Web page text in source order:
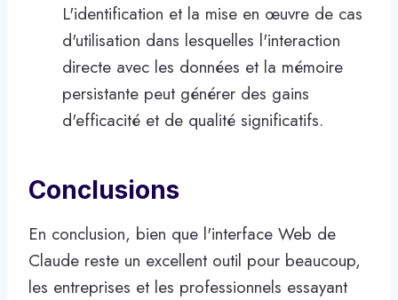
L'identification et la mise en œuvre de cas
d'utilisation dans lesquelles l'interaction
directe avec les données et la mémoire
persistante peut générer des gains
d'efficacité et de qualité significatifs.
Conclusions
En conclusion, bien que l'interface Web de
Claude reste un excellent outil pour beaucoup,
les entreprises et les professionnels essayant